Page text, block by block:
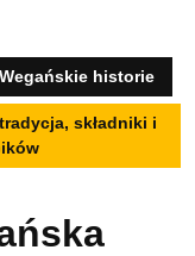
historie
składniki i